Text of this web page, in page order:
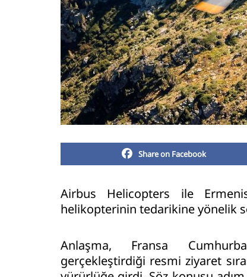
Share on Facebook
Airbus Helicopters ile
helikopterinin tedarikine yönelik
Anlaşma, Fransa
gerçekleştirdiği resmi ziyaret